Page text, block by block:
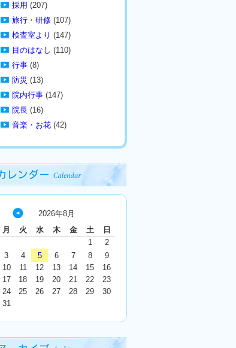
採用 (207)
旅行・研修 (107)
検査室より (147)
目のはなし (110)
行事 (8)
防災 (13)
院内行事 (147)
院長 (16)
音楽・お花 (42)
2026年8月
月
火 水 木 金 土 日
« 7
月
1
2
3
4 5 6 7 8
9
10
11 12 13 14 15
16
17
18 19 20 21 22
23
24
25 26 27 28 29
30
31